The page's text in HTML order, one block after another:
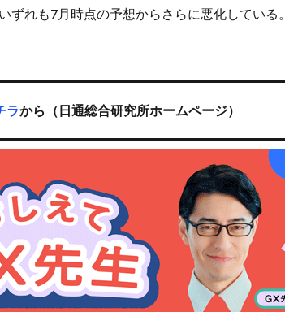
れも7月時点の予想からさらに悪化している。
ラから（日通総合研究所ホームページ）